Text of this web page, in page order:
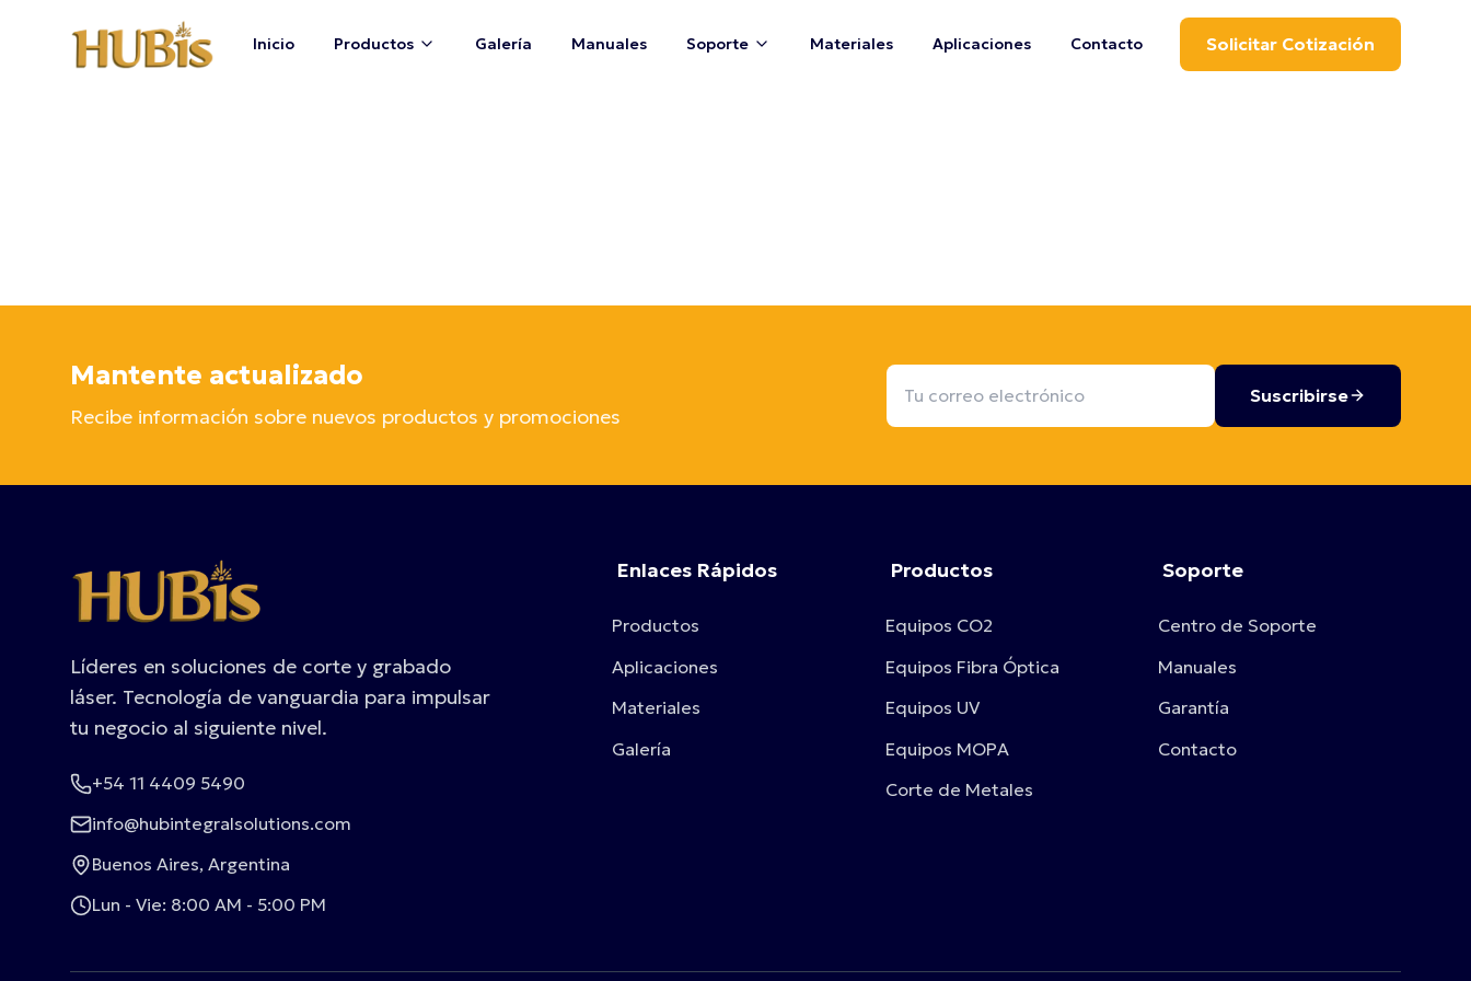
Inicio Productos Galería Manuales Soporte Materiales Aplicaciones Contacto Solicitar Cotización
Mantente actualizado
Recibe información sobre nuevos productos y promociones
Suscribirse
Líderes en soluciones de corte y grabado
láser. Tecnología de vanguardia para impulsar
tu negocio al siguiente nivel.
+54 11 4409 5490
info@hubintegralsolutions.com
Buenos Aires, Argentina
Lun - Vie: 8:00 AM - 5:00 PM
Enlaces Rápidos
Productos
Aplicaciones
Materiales
Galería
Productos
Equipos CO2
Equipos Fibra Óptica
Equipos UV
Equipos MOPA
Corte de Metales
Soporte
Centro de Soporte
Manuales
Garantía
Contacto